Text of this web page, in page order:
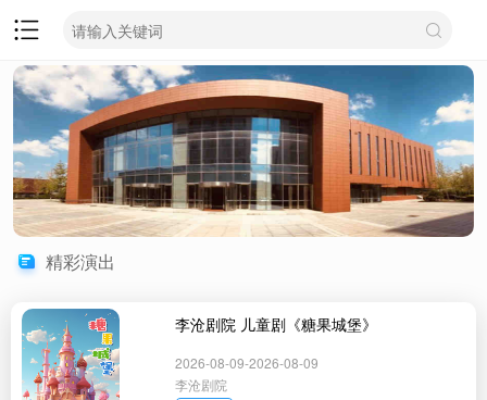
精彩演出
李沧剧院 儿童剧《糖果城堡》
2026-08-09-2026-08-09
李沧剧院